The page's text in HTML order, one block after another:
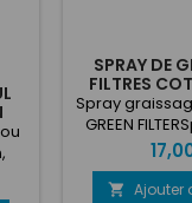
SPRAY DE
FILTRES
FILTER
Spray
GREEN
pour filtres
permet de
GREEN
Prix
 Ajouter